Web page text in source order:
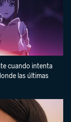
cuando intenta
las últimas